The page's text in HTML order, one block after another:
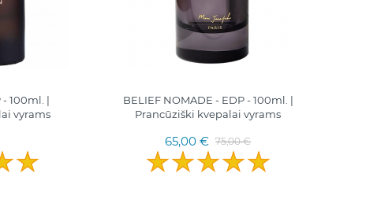
- 100ml. |
vyrams
BELIEF NOMADE - EDP - 100ml. |
Prancūziški kvepalai vyrams
65,00 € 75,00 €